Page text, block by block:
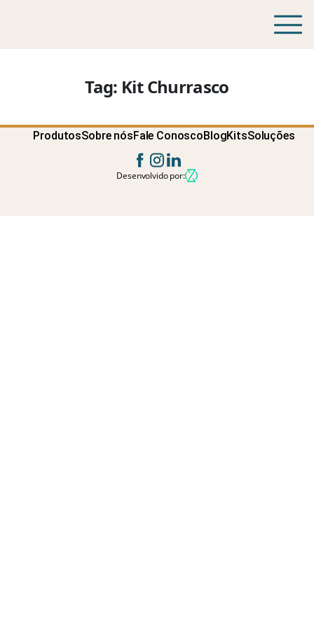
Tag: Kit Churrasco
ProdutosSobre nósFale ConoscoBlogKitsSoluções
Desenvolvido por: